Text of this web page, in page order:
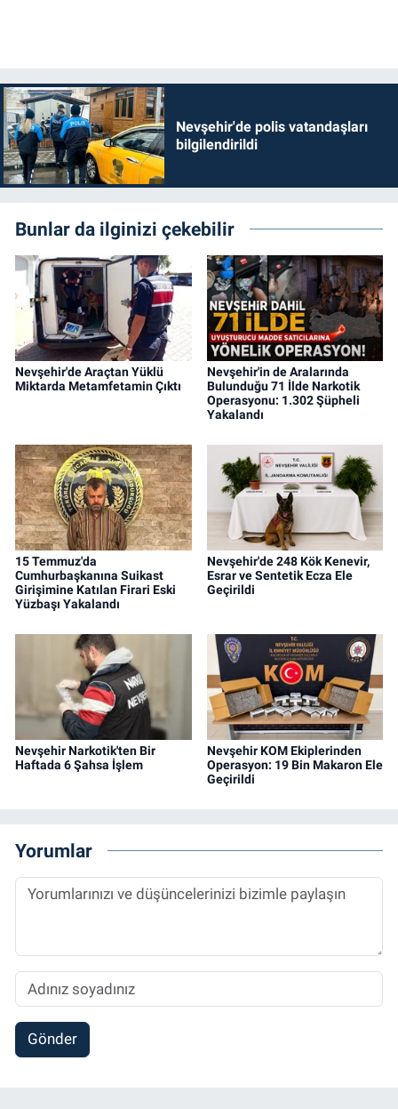
Nevşehir'de polis vatandaşları
bilgilendirildi
Bunlar da ilginizi çekebilir
Nevşehir'de Araçtan Yüklü
Miktarda Metamfetamin Çıktı
Nevşehir'in de Aralarında
Bulunduğu 71 İlde Narkotik
Operasyonu: 1.302 Şüpheli
Yakalandı
15 Temmuz'da
Cumhurbaşkanına Suikast
Girişimine Katılan Firari Eski
Yüzbaşı Yakalandı
Nevşehir'de 248 Kök Kenevir,
Esrar ve Sentetik Ecza Ele
Geçirildi
Nevşehir Narkotik'ten Bir
Haftada 6 Şahsa İşlem
Nevşehir KOM Ekiplerinden
Operasyon: 19 Bin Makaron Ele
Geçirildi
Yorumlar
Gönder